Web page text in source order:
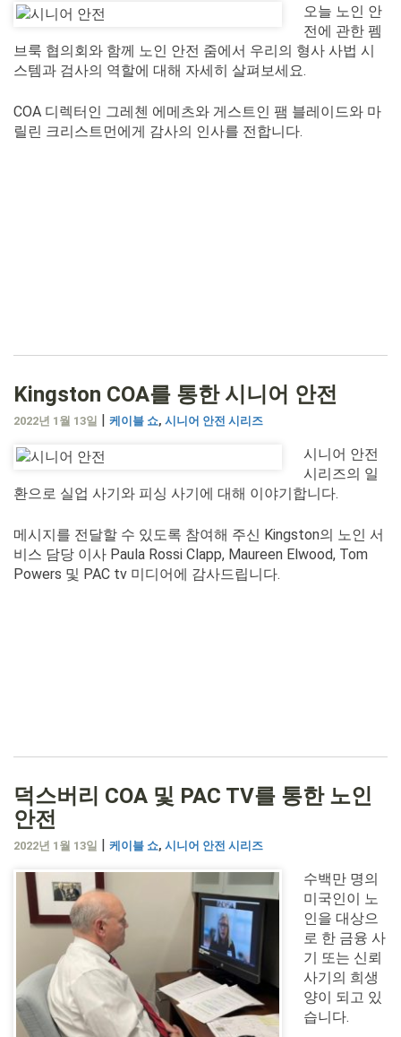
오늘 노인 안
전에 관한 펨
브룩 협의회와 함께 노인 안전 줌에서 우리의 형사 사법 시
스템과 검사의 역할에 대해 자세히 살펴보세요.
COA 디렉터인 그레첸 에메츠와 게스트인 팸 블레이드와 마
릴린 크리스트먼에게 감사의 인사를 전합니다.
Kingston COA를 통한 시니어 안전
2022년 1월 13일 | 케이블 쇼, 시니어 안전 시리즈
시니어 안전
시리즈의 일
환으로 실업 사기와 피싱 사기에 대해 이야기합니다.
메시지를 전달할 수 있도록 참여해 주신 Kingston의 노인 서
비스 담당 이사 Paula Rossi Clapp, Maureen Elwood, Tom
Powers 및 PAC tv 미디어에 감사드립니다.
덕스버리 COA 및 PAC TV를 통한 노인
안전
2022년 1월 13일 | 케이블 쇼, 시니어 안전 시리즈
수백만 명의
미국인이 노
인을 대상으
로 한 금융 사
기 또는 신뢰
사기의 희생
양이 되고 있
습니다.